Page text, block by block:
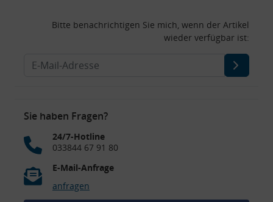
Bitte benachrichtigen Sie mich, wenn der Artikel
wieder verfügbar ist:
Sie haben Fragen?
24/7-Hotline
033844 67 91 80
E-Mail-Anfrage
anfragen